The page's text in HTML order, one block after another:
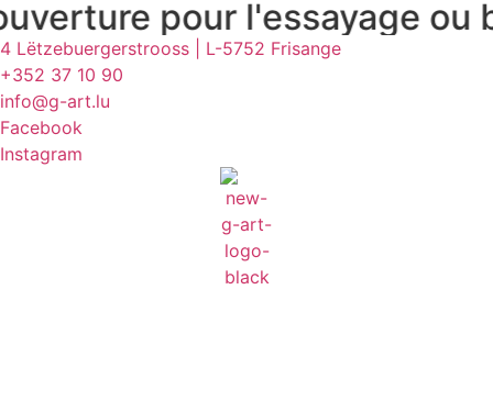
Aller
au
contenu
ou bien la
4 Lëtzebuergerstrooss | L-5752 Frisange
+352 37 10 90
info@g-art.lu
Facebook
Instagram